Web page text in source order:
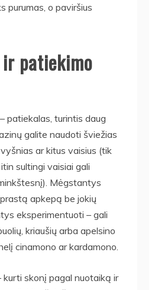
purumas, o paviršius
patiekimo
patiekalas, turintis daug
galite naudoti šviežias
ar kitus vaisius (tik
sultingi vaisiai gali
Mėgstantys
apkepą be jokių
eksperimentuoti – gali
kriaušių arba apelsino
cinamono ar kardamono.
kurti skonį pagal nuotaiką ir